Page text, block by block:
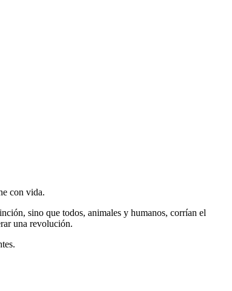
con vida.
sino que todos, animales y humanos, corrían el
una revolución.